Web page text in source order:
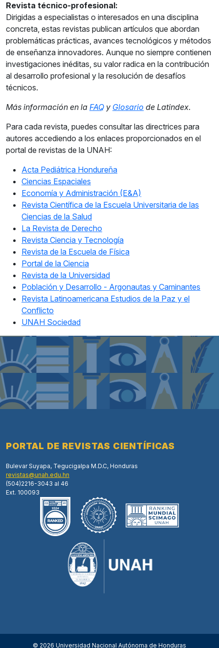
Revista técnico-profesional:
Dirigidas a especialistas o interesados en una disciplina
concreta, estas revistas publican artículos que abordan
problemáticas prácticas, avances tecnológicos y métodos
de enseñanza innovadores. Aunque no siempre contienen
investigaciones inéditas, su valor radica en la contribución
al desarrollo profesional y la resolución de desafíos
técnicos.
Más información en la FAQ y Glosario de Latindex.
Para cada revista, puedes consultar las directrices para
autores accediendo a los enlaces proporcionados en el
portal de revistas de la UNAH:
Acta Pediátrica Hondureña
Ciencias Espaciales
Economía y Administración (E&A)
Revista Científica de la Escuela Universitaria de las
Ciencias de la Salud
La Revista de Derecho
Revista Ciencia y Tecnología
Revista de la Escuela de Física
Portal de la Ciencia
Revista de la Universidad
Población y Desarrollo - Argonautas y Caminantes
Revista Latinoamericana Estudios de la Paz y el
Conflicto
UNAH Sociedad
PORTAL DE REVISTAS CIENTÍFICAS
Bulevar Suyapa, Tegucigalpa M.D.C, Honduras
revistas@unah.edu.hn
(504)2216-3043 al 46
Ext. 100093
© 2026 Universidad Nacional Autónoma de Honduras